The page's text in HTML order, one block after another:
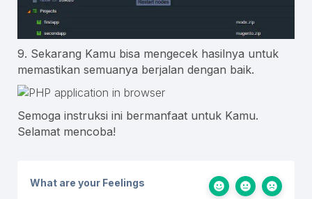
9. Sekarang Kamu bisa mengecek hasilnya untuk
memastikan semuanya berjalan dengan baik.
Semoga instruksi ini bermanfaat untuk Kamu.
Selamat mencoba!
What are your Feelings